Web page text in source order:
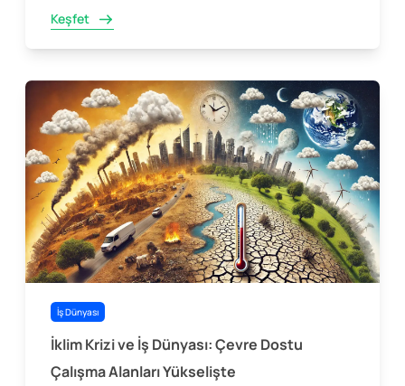
Keşfet
İş Dünyası
İklim Krizi ve İş Dünyası: Çevre Dostu
Çalışma Alanları Yükselişte